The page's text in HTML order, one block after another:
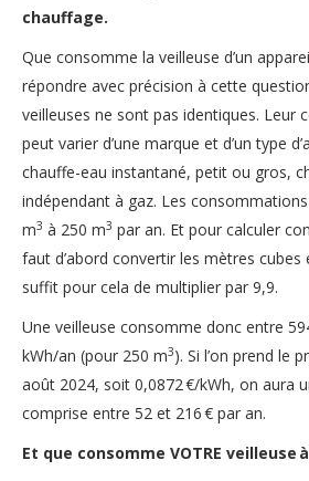
chauffage.
Que consomme la veilleuse d’un
répondre avec précision à cette
veilleuses ne sont pas identiques. Leur
peut varier d’une marque et d’un type
chauffe-eau instantané, petit ou gros,
indépendant à gaz. Les
m3 à 250 m3 par an. Et pour calculer
faut d’abord convertir les mètres cubes
suffit pour cela de multiplier par 9,9.
Une veilleuse consomme donc entre
kWh/an (pour 250 m3). Si l’on prend le
août 2024, soit 0,0872 €/kWh, on aura
comprise entre 52 et 216 € par an.
Et que consomme VOTRE veilleuse